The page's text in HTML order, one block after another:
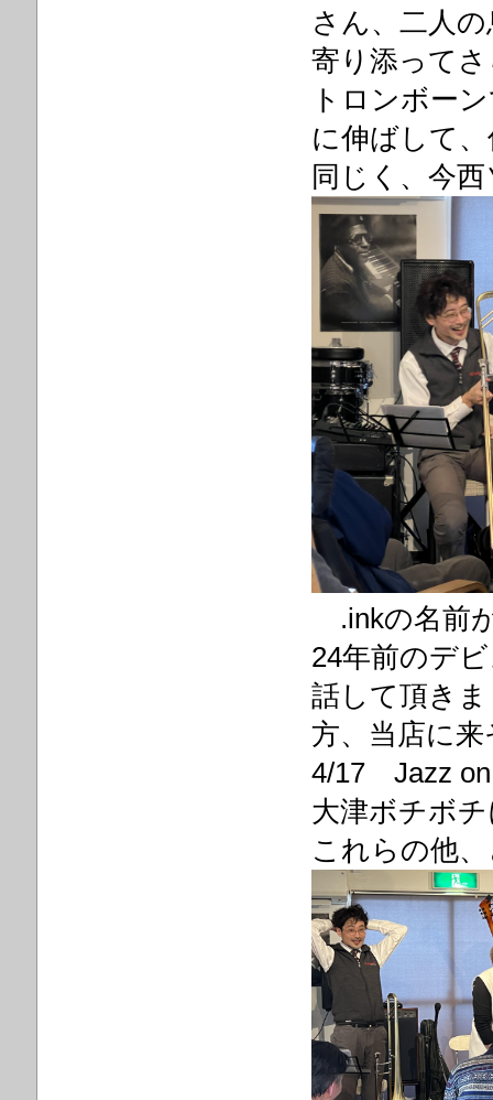
さん、二人
寄り添って
トロンボー
に伸ばして
同じく、今
.inkの名前
24年前のデ
話して頂き
方、当店に
4/17 Jazz
大津ボチボ
これらの他